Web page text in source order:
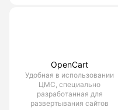
OpenCart
Удобная в использовании
ЦМС, специально
разработанная для
развертывания сайтов